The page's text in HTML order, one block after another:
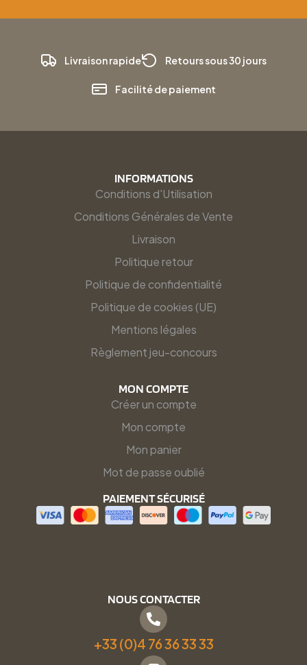
Livraison rapide Retours sous 30 jours
Facilité de paiement
INFORMATIONS
Conditions d'Utilisation
Conditions Générales de Vente
Livraison
Politique retour
Politique de confidentialité
Politique de cookies (UE)
Mentions légales
Règlement jeu-concours
MON COMPTE
Créer un compte
Mon compte
Mon panier
Mot de passe oublié
PAIEMENT SÉCURISÉ
NOUS CONTACTER
+33 (0)4 76 36 33 33